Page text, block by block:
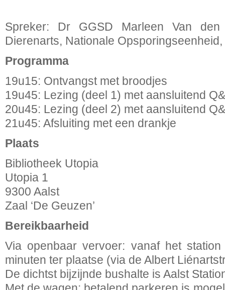
Spreker: Dr GGSD Marleen Van
Dierenarts, Nationale Opsporingseenheid,
Programma
19u15: Ontvangst met broodjes
19u45: Lezing (deel 1) met aansluitend
20u45: Lezing (deel 2) met aansluitend
21u45: Afsluiting met een drankje
Plaats
Bibliotheek Utopia
Utopia 1
9300 Aalst
Zaal ‘De Geuzen’
Bereikbaarheid
Via openbaar vervoer: vanaf het
minuten ter plaatse (via de Albert
De dichtst bijzijnde bushalte is Aalst